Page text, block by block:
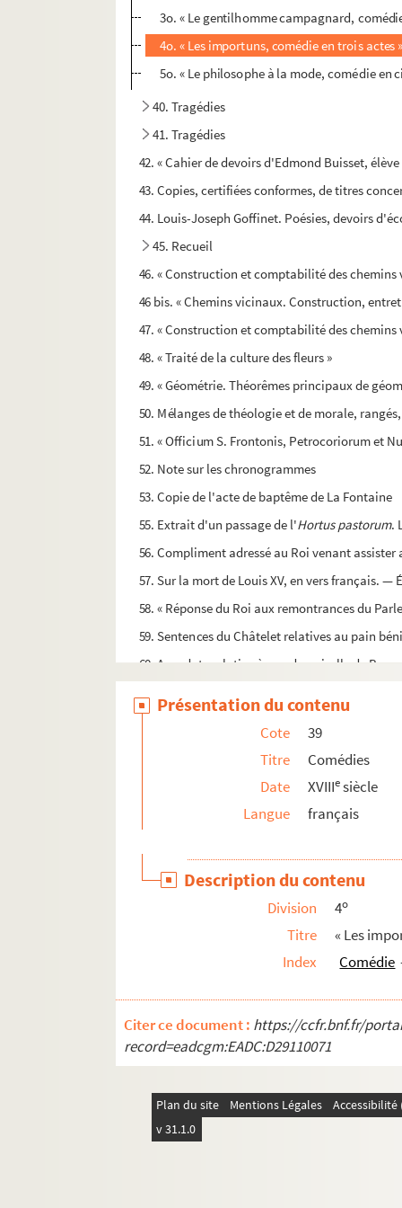
3o. « Le gentilhomme campagnard,
4o. « Les importuns, comédie en trois actes
5o. « Le philosophe à la mode, comédie en
40. Tragédies
41. Tragédies
42. « Cahier de devoirs d'Edmond Buisset,
43. Copies, certifiées conformes, de titres
44. Louis-Joseph Goffinet. Poésies, devoirs
45. Recueil
46. « Construction et comptabilité des
46 bis. « Chemins vicinaux. Construction,
47. « Construction et comptabilité des
48. « Traité de la culture des fleurs »
49. « Géométrie. Théorêmes principaux de
50. Mélanges de théologie et de morale,
51. « Officium S. Frontonis, Petrocoriorum et
52. Note sur les chronogrammes
53. Copie de l'acte de baptême de La Fontaine
55. Extrait d'un passage de l'Hortus pastorum.
56. Compliment adressé au Roi venant assister
57. Sur la mort de Louis XV, en vers français.
58. « Réponse du Roi aux remontrances du
59. Sentences du Châtelet relatives au pain
60. Anecdote relative à une demoiselle de
62. Testament de l'oncle et parrain de
Présentation du contenu
Cote
39
Titre
Comédies
Date
XVIIIesiècle
Langue
français
Description du contenu
Division 4o
Titre
« Les
Index
Comédie
Citer ce document : https://ccfr.bnf.fr/
record=eadcgm:EADC:D29110071
Plan du site Mentions Légales
v 31.1.0